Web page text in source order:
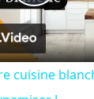
l
cuisine